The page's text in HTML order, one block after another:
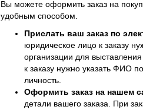
Вы можете оформить заказ на
удобным способом.
Прислать ваш заказ по
юридическое лицо к заказу
организации для
к заказу нужно указать ФИО
личность.
Оформить заказ на нашем
детали вашего заказа. При